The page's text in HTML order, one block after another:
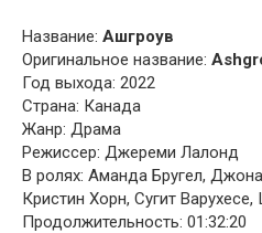
Название: Ашгроув
Оригинальное название:
Год выхода: 2022
Страна: Канада
Жанр: Драма
Режиссер: Джереми Лалонд
В ролях: Аманда Бругел,
Кристин Хорн, Сугит
Продолжительность: 01:32:20